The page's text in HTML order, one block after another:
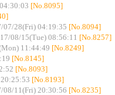
[No.8095]
07/28(Fri) 04:19:35 [No.8094]
08/15(Tue) 08:56:11 [No.8257]
11:44:49 [No.8249]
[No.8145]
[No.8093]
[No.8193]
08/11(Fri) 20:30:56 [No.8235]